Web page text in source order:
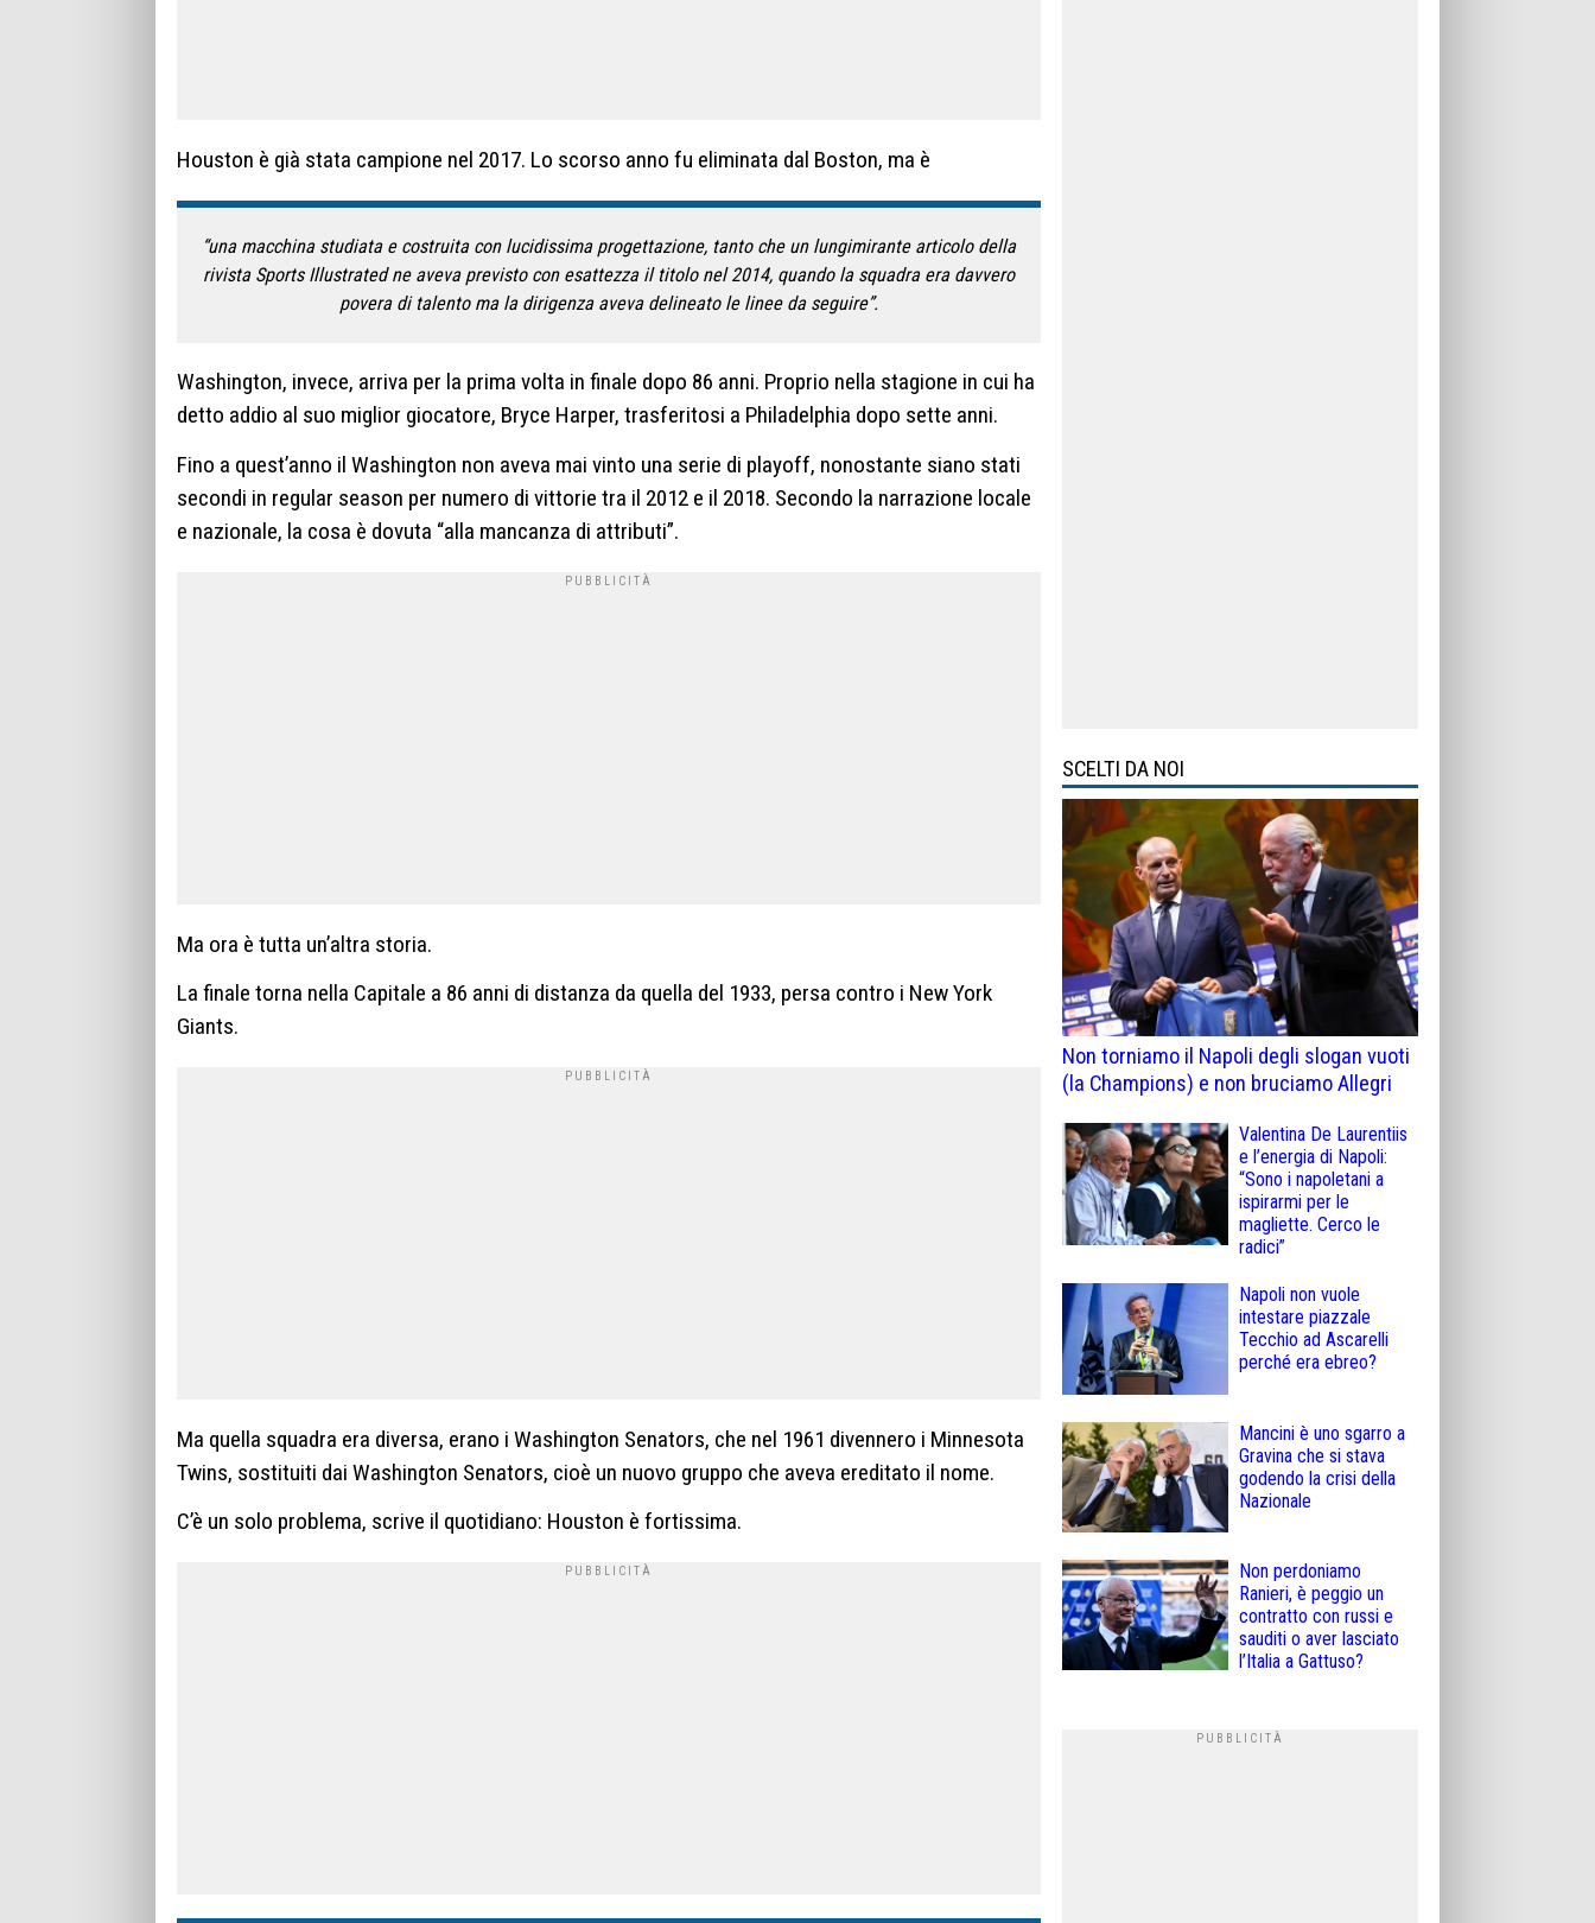
Houston è già stata campione nel 2017. Lo scorso anno fu eliminata dal Boston, ma è
“una macchina studiata e costruita con lucidissima progettazione, tanto che un lungimirante articolo della
rivista Sports Illustrated ne aveva previsto con esattezza il titolo nel 2014, quando la squadra era davvero
povera di talento ma la dirigenza aveva delineato le linee da seguire”.
Washington, invece, arriva per la prima volta in finale dopo 86 anni. Proprio nella stagione in cui ha
detto addio al suo miglior giocatore, Bryce Harper, trasferitosi a Philadelphia dopo sette anni.
Fino a quest’anno il Washington non aveva mai vinto una serie di playoff, nonostante siano stati
secondi in regular season per numero di vittorie tra il 2012 e il 2018. Secondo la narrazione locale
e nazionale, la cosa è dovuta “alla mancanza di attributi”.
Ma ora è tutta un’altra storia.
La finale torna nella Capitale a 86 anni di distanza da quella del 1933, persa contro i New York
Giants.
Ma quella squadra era diversa, erano i Washington Senators, che nel 1961 divennero i Minnesota
Twins, sostituiti dai Washington Senators, cioè un nuovo gruppo che aveva ereditato il nome.
C’è un solo problema, scrive il quotidiano: Houston è fortissima.
SCELTI DA NOI
Non torniamo il Napoli degli slogan vuoti
(la Champions) e non bruciamo Allegri
Valentina De Laurentiis
e l’energia di Napoli:
“Sono i napoletani a
ispirarmi per le
magliette. Cerco le
radici”
Napoli non vuole
intestare piazzale
Tecchio ad Ascarelli
perché era ebreo?
Mancini è uno sgarro a
Gravina che si stava
godendo la crisi della
Nazionale
Non perdoniamo
Ranieri, è peggio un
contratto con russi e
sauditi o aver lasciato
l’Italia a Gattuso?